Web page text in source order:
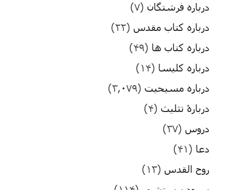
درباره فرشتگان (۷)
درباره کتاب مقدس (۲۲)
درباره کتاب ها (۴۹)
درباره کلیسا (۱۴)
درباره مسیحیت (۳,۰۷۹)
دربارۀ تثلیث (۴)
دروس (۳۷)
دعا (۴۱)
روح القدس (۱۳)